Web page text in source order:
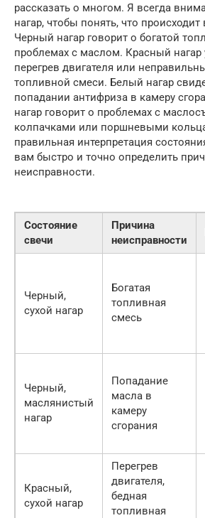
рассказать о многом. Я всегда
нагар, чтобы понять, что происходит
Черный нагар говорит о богатой
проблемах с маслом. Красный нагар
перегрев двигателя или
топливной смеси. Белый нагар
попадании антифриза в камеру
нагар говорит о проблемах с
колпачками или поршневыми
правильная интерпретация
вам быстро и точно определить
неисправности.
Состояние
свечи
Причина
неисправности
Черный,
сухой нагар
Богатая
топливная
смесь
Черный,
маслянистый
нагар
Попадание
масла в
камеру
сгорания
Красный,
сухой нагар
Перегрев
двигателя,
бедная
топливная